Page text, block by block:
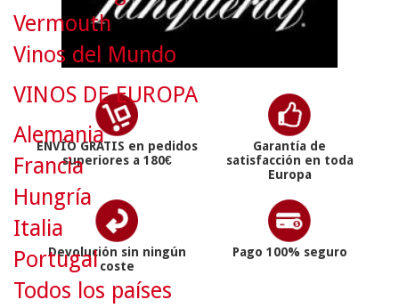
ENVÍO GRATIS en pedidos
superiores a 180€
Garantía de
satisfacción en toda
Europa
Devolución sin ningún
coste
Pago 100% seguro
Vermouth
Vinos del Mundo
VINOS DE EUROPA
Alemania
Francia
Hungría
Italia
Portugal
Todos los países